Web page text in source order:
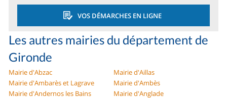
VOS DÉMARCHES EN LIGNE
Les autres mairies du département de
Gironde
Mairie d'Abzac
Mairie d'Aillas
Mairie d'Ambarès et Lagrave
Mairie d'Ambès
Mairie d'Andernos les Bains
Mairie d'Anglade